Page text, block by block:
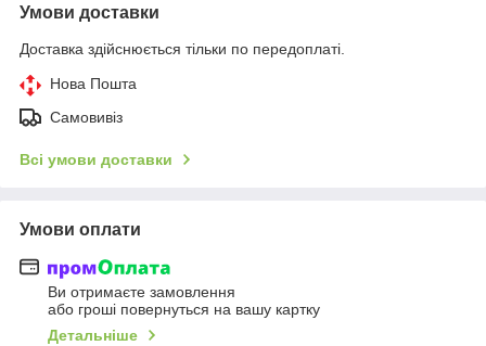
Умови доставки
Доставка здійснюється тільки по передоплаті.
Нова Пошта
Самовивіз
Всі умови доставки
Умови оплати
Ви отримаєте замовлення
або гроші повернуться на вашу картку
Детальніше